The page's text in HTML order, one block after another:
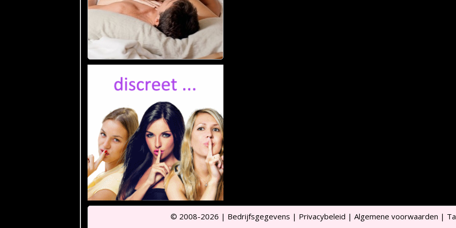
© 2008-2026 | Bedrijfsgegevens | Privacybeleid | Algemene voorwaarden |